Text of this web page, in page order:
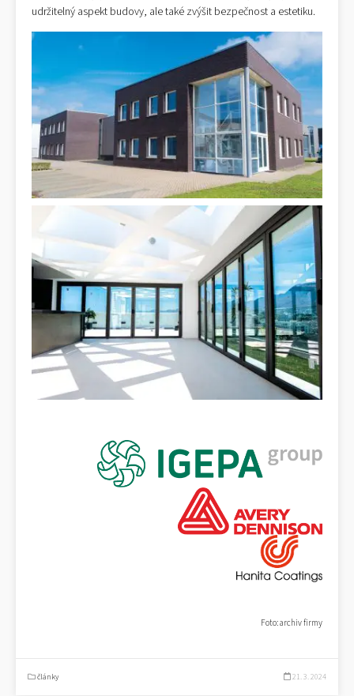
udržitelný aspekt budovy, ale také zvýšit bezpečnost a estetiku.
Foto: archiv firmy
články 21. 3. 2024